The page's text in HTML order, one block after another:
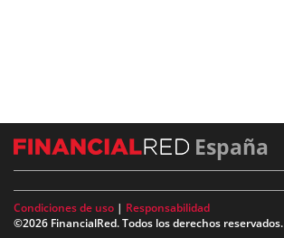
España
Condiciones de uso | Responsabilidad
©2026 FinancialRed. Todos los derechos reservados.